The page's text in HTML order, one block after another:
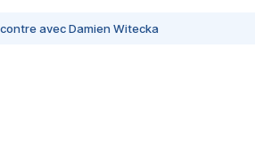
avec Damien Witecka